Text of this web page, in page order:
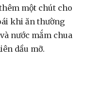
một chút cho
khi ăn thường
nước mắm chua
dầu mỡ.